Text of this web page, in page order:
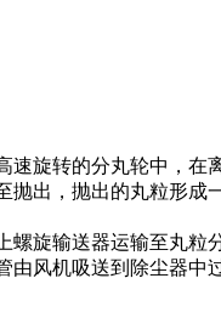
旋转的分丸轮中，在
出，抛出的丸粒形成
旋输送器运输至丸粒
风机吸送到除尘器中